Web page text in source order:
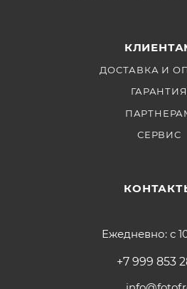
ДОСТАВКА И
ГАРАНТИЯ
СЕРВИС
Ежедневно: с
+7 999 853